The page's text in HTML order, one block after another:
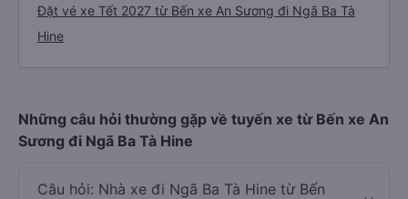
Đặt vé xe Tết 2027 từ Bến xe An Sương đi Ngã Ba Tà
Hine
Những câu hỏi thường gặp về tuyến xe từ Bến xe An
Sương đi Ngã Ba Tà Hine
Câu hỏi: Nhà xe đi Ngã Ba Tà Hine từ Bến